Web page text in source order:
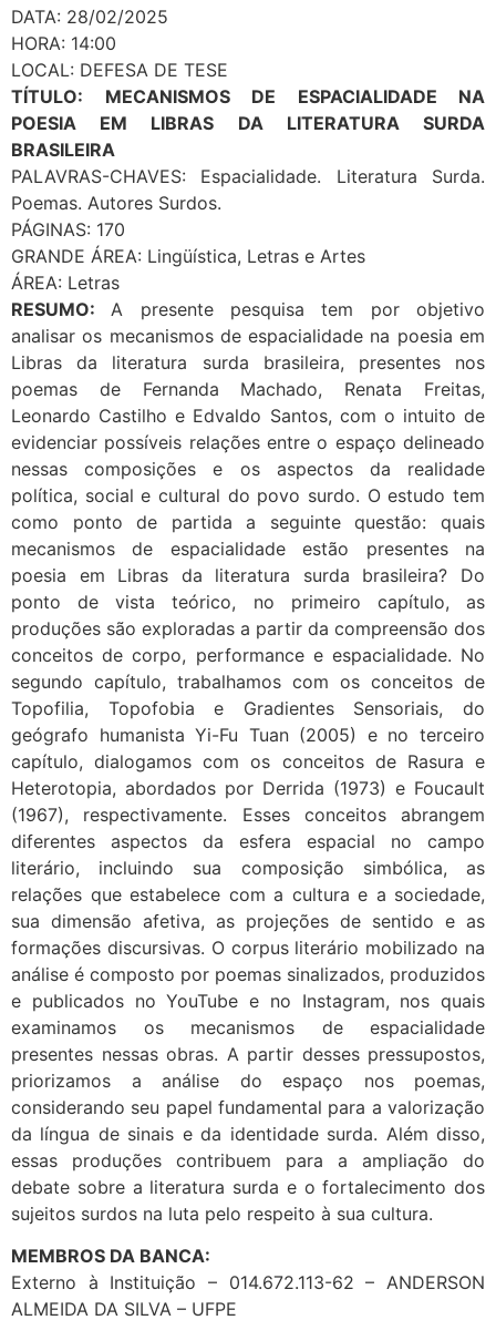
DATA: 28/02/2025
HORA: 14:00
LOCAL: DEFESA DE TESE
TÍTULO: MECANISMOS DE ESPACIALIDADE NA
POESIA EM LIBRAS DA LITERATURA SURDA
BRASILEIRA
PALAVRAS-CHAVES: Espacialidade. Literatura Surda.
Poemas. Autores Surdos.
PÁGINAS: 170
GRANDE ÁREA: Lingüística, Letras e Artes
ÁREA: Letras
RESUMO:A presente pesquisa tem por objetivo
analisar os mecanismos de espacialidade na poesia em
Libras da literatura surda brasileira, presentes nos
poemas de Fernanda Machado, Renata Freitas,
Leonardo Castilho e Edvaldo Santos, com o intuito de
evidenciar possíveis relações entre o espaço delineado
nessas composições e os aspectos da realidade
política, social e cultural do povo surdo. O estudo tem
como ponto de partida a seguinte questão: quais
mecanismos de espacialidade estão presentes na
poesia em Libras da literatura surda brasileira? Do
ponto de vista teórico, no primeiro capítulo, as
produções são exploradas a partir da compreensão dos
conceitos de corpo, performance e espacialidade. No
segundo capítulo, trabalhamos com os conceitos de
Topofilia, Topofobia e Gradientes Sensoriais, do
geógrafo humanista Yi-Fu Tuan (2005) e no terceiro
capítulo, dialogamos com os conceitos de Rasura e
Heterotopia, abordados por Derrida (1973) e Foucault
(1967), respectivamente. Esses conceitos abrangem
diferentes aspectos da esfera espacial no campo
literário, incluindo sua composição simbólica, as
relações que estabelece com a cultura e a sociedade,
sua dimensão afetiva, as projeções de sentido e as
formações discursivas. O corpus literário mobilizado na
análise é composto por poemas sinalizados, produzidos
e publicados no YouTube e no Instagram, nos quais
examinamos os mecanismos de espacialidade
presentes nessas obras. A partir desses pressupostos,
priorizamos a análise do espaço nos poemas,
considerando seu papel fundamental para a valorização
da língua de sinais e da identidade surda. Além disso,
essas produções contribuem para a ampliação do
debate sobre a literatura surda e o fortalecimento dos
sujeitos surdos na luta pelo respeito à sua cultura.
MEMBROS DA BANCA:
Externo à Instituição – 014.672.113-62 – ANDERSON
ALMEIDA DA SILVA – UFPE